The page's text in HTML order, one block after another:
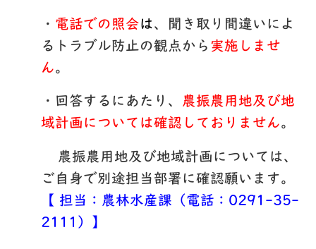
・ 電話での照会は、聞き取り間違いによ
るトラブル防止の観点から 実施しませ
ん。
・回答するにあたり、 農振農用地及び地
域計画については確認しておりません。
農振農用地及び地域計画については、
ご自身で別途担当部署に確認願います。
【 担当：農林水産課（電話：0291-35-
2111）】